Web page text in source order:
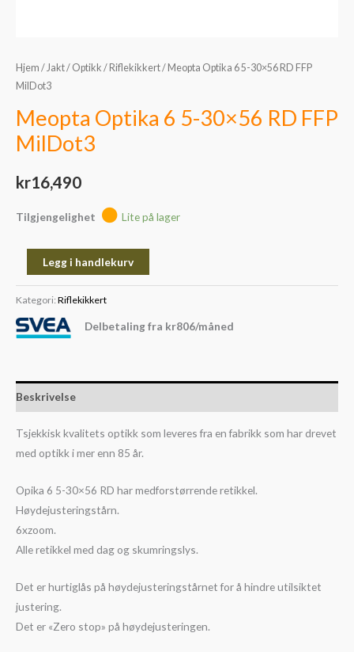
Hjem /Jakt/ Optikk / Riflekikkert/ Meopta Optika 6 5-30×56 RD FFP
MilDot3
Meopta Optika 6 5-30×56 RD FFP
MilDot3
kr16,490
Tilgjengelighet Lite på lager
Legg i handlekurv
Kategori: Riflekikkert
Delbetaling fra kr806/måned
Beskrivelse
Tsjekkisk kvalitets optikk som leveres fra en fabrikk som har drevet
med optikk i mer enn 85 år.
Opika 6 5-30×56 RD har medforstørrende retikkel.
Høydejusteringstårn.
6xzoom.
Alle retikkel med dag og skumringslys.
Det er hurtiglås på høydejusteringstårnet for å hindre utilsiktet
justering.
Det er «Zero stop» på høydejusteringen.